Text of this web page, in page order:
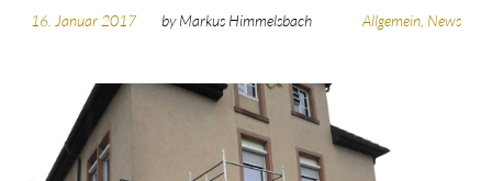
16. Januar 2017 byMarkus Himmelsbach Allgemein News